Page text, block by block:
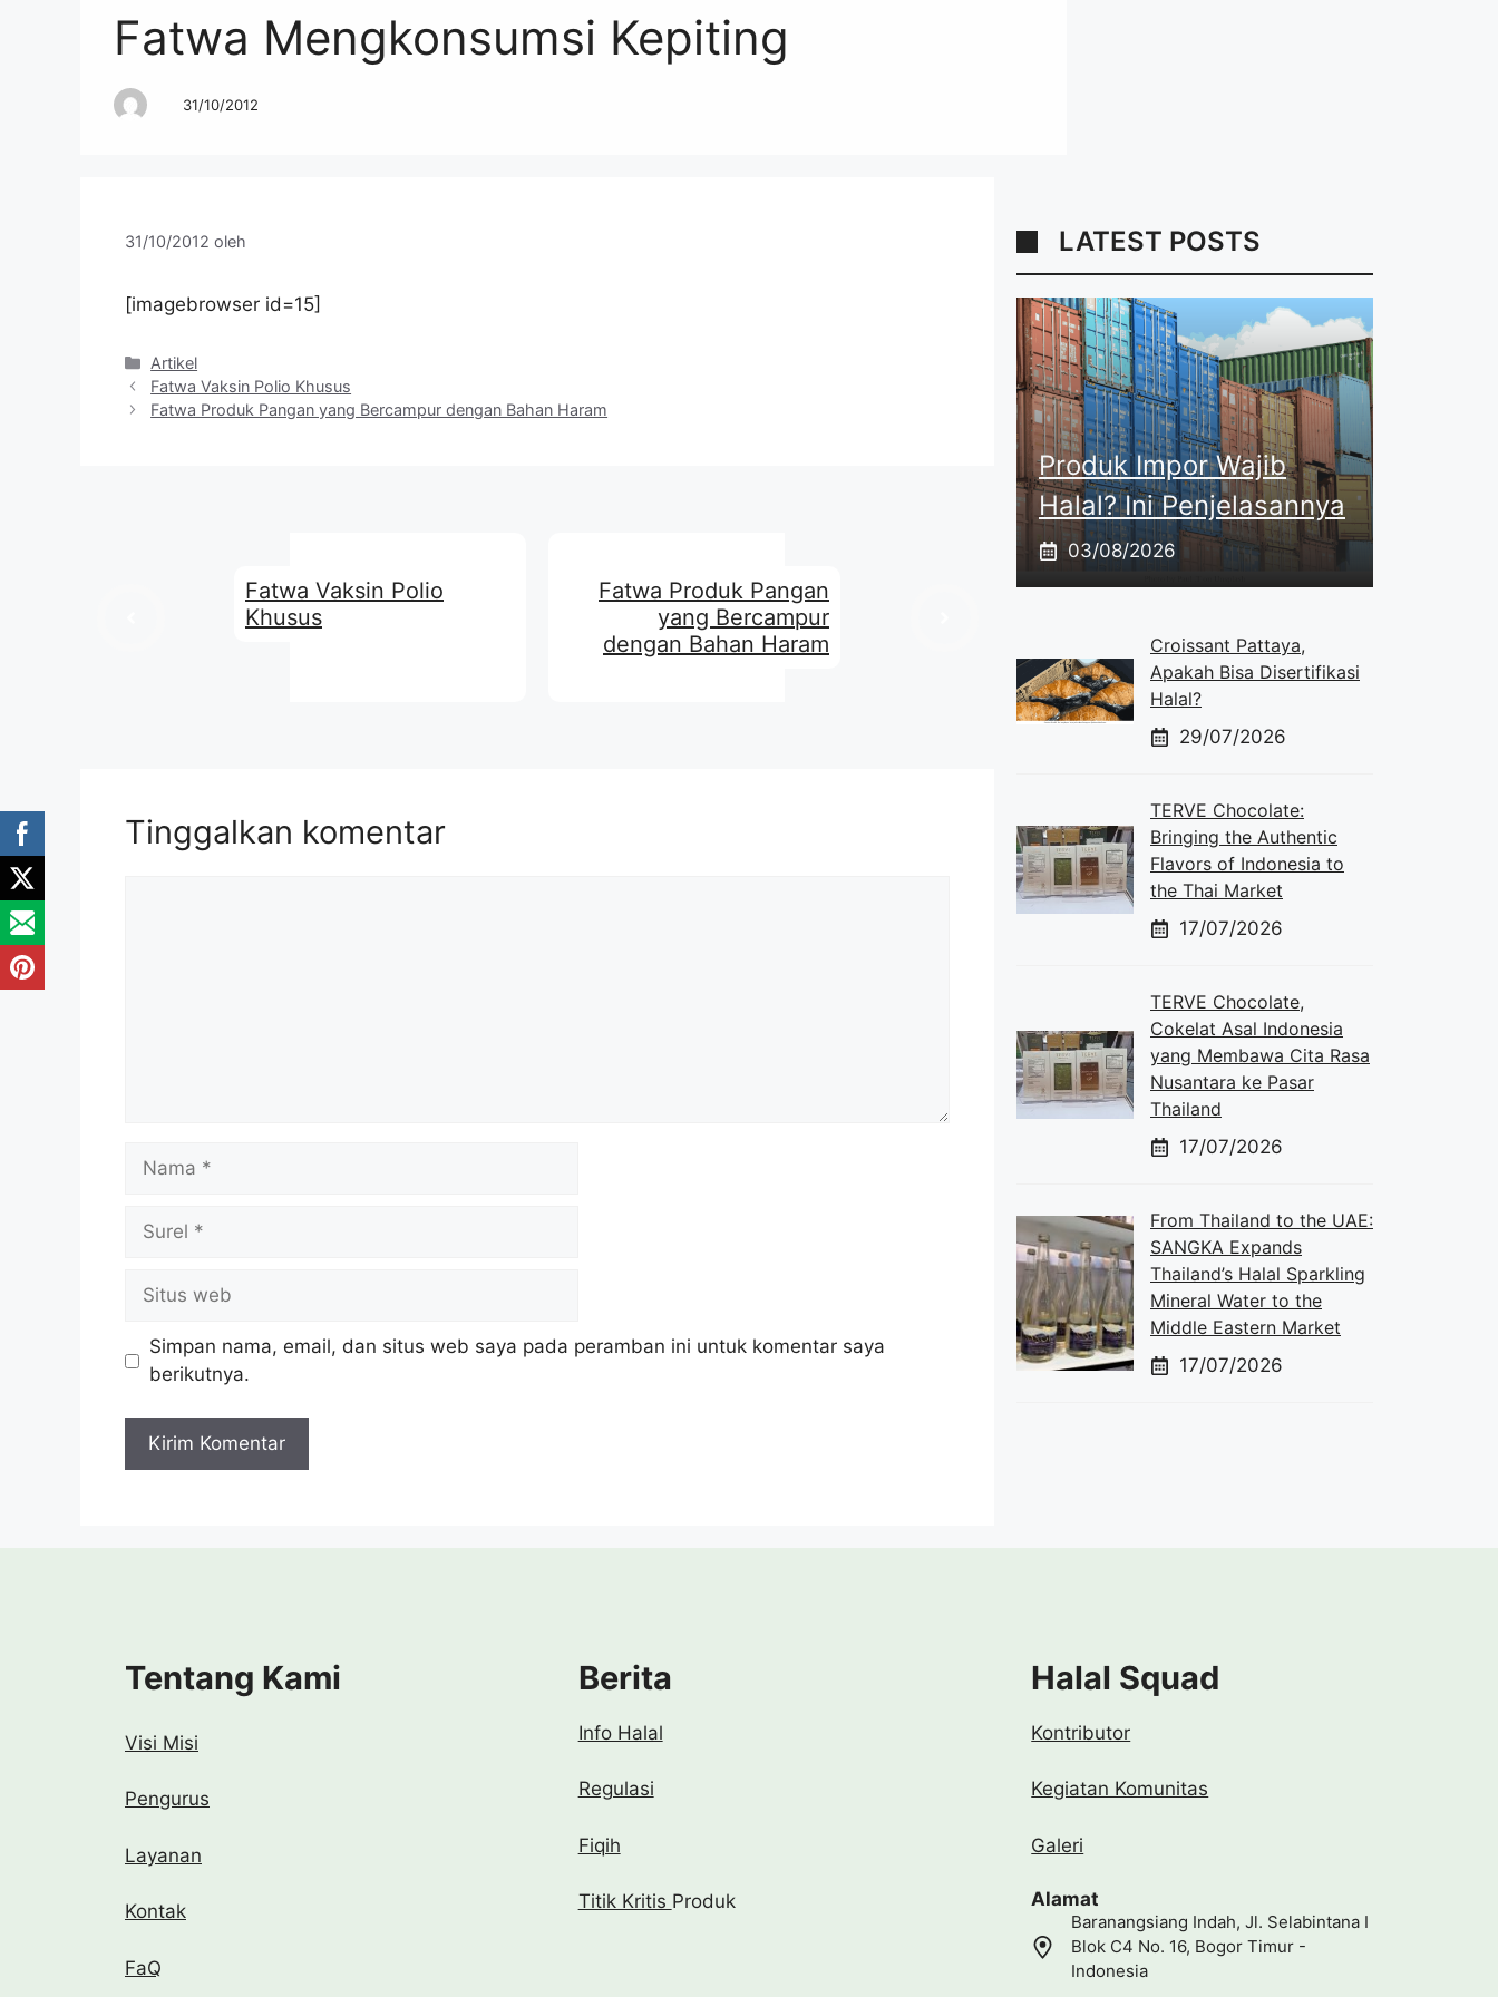
Fatwa Mengkonsumsi Kepiting
31/10/2012
31/10/2012 oleh
[imagebrowser id=15]
Kategori
Artikel
Fatwa Vaksin Polio Khusus
Fatwa Produk Pangan yang Bercampur dengan Bahan Haram
Fatwa Vaksin Polio
Khusus
Fatwa Produk Pangan
yang Bercampur
dengan Bahan Haram
Tinggalkan komentar
Nama
Surel
Situs
web
Simpan nama, email, dan situs web saya pada peramban ini untuk komentar saya
berikutnya.
LATEST POSTS
Produk Impor Wajib
Halal? Ini Penjelasannya
03/08/2026
Croissant Pattaya,
Apakah Bisa Disertifikasi
Halal?
29/07/2026
TERVE Chocolate:
Bringing the Authentic
Flavors of Indonesia to
the Thai Market
17/07/2026
TERVE Chocolate,
Cokelat Asal Indonesia
yang Membawa Cita Rasa
Nusantara ke Pasar
Thailand
17/07/2026
From Thailand to the UAE:
SANGKA Expands
Thailand’s Halal Sparkling
Mineral Water to the
Middle Eastern Market
17/07/2026
Tentang Kami
Visi Misi
Pengurus
Layanan
Kontak
FaQ
Berita
Info Halal
Regulasi
Fiqih
Titik Kritis Produk
Halal Squad
Kontributor
Kegiatan Komunitas
Galeri
Alamat
Baranangsiang Indah, Jl. Selabintana I
Blok C4 No. 16, Bogor Timur -
Indonesia